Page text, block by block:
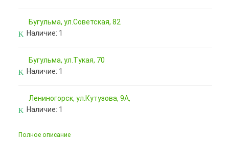
Бугульма, ул.Советская, 82
Наличие: 1
Бугульма, ул.Тукая, 70
Наличие: 1
Лениногорск, ул.Кутузова, 9А,
Наличие: 1
Полное описание